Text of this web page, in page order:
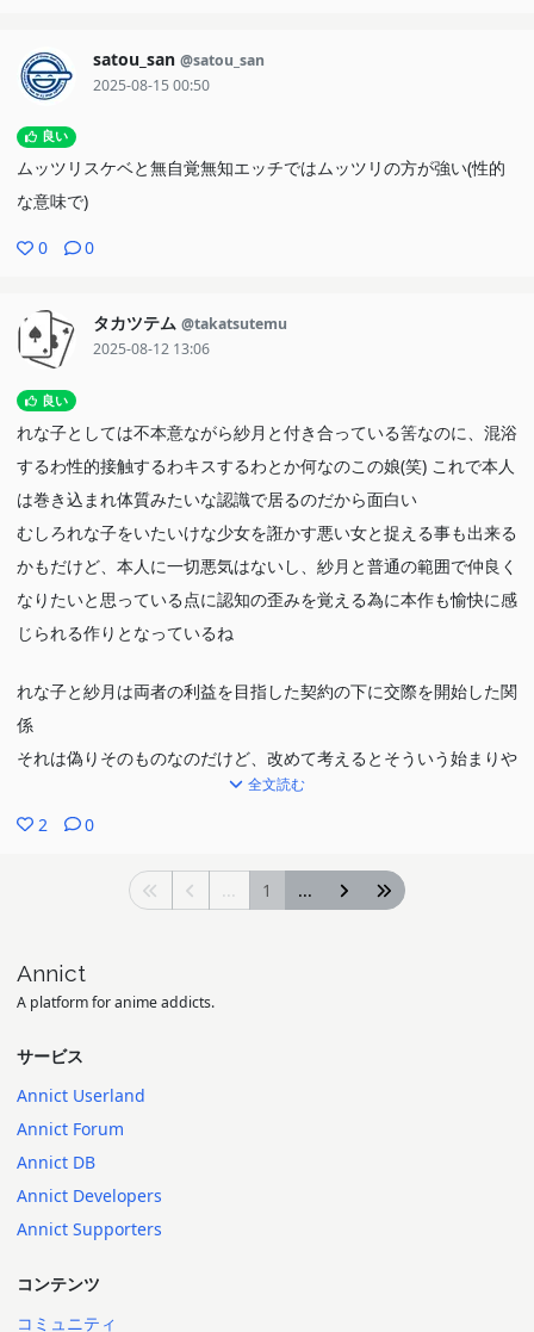
satou_san @satou_san
2025-08-15 00:50
良い
ムッツリスケベと無自覚無知エッチではムッツリの方が強い(性的
な意味で)
0 0
タカツテム @takatsutemu
2025-08-12 13:06
良い
れな子としては不本意ながら紗月と付き合っている筈なのに、混浴
するわ性的接触するわキスするわとか何なのこの娘(笑) これで本人
は巻き込まれ体質みたいな認識で居るのだから面白い
むしろれな子をいたいけな少女を誑かす悪い女と捉える事も出来る
かもだけど、本人に一切悪気はないし、紗月と普通の範囲で仲良く
なりたいと思っている点に認知の歪みを覚える為に本作も愉快に感
じられる作りとなっているね
れな子と紗月は両者の利益を目指した契約の下に交際を開始した関
係
それは偽りそのものなのだけど、改めて考えるとそういう始まりや
ら関係を深める二人の様子は普通のラブコメっぽく見えるのは面白
いね
それが崩れてしまったのは紗月の家を訪れてからか
彼女の母に遭遇してしまった点もそうだし、れな子が陽キャに成り
った瞬間
いや、それでも極大級のやらかしだと思うけども(笑)
全文読む
2 0
... 1 ...
Annict
A platform for anime addicts.
サービス
Annict Userland
Annict Forum
Annict DB
Annict Developers
Annict Supporters
コンテンツ
コミュニティ